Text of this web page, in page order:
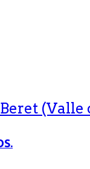
(Valle